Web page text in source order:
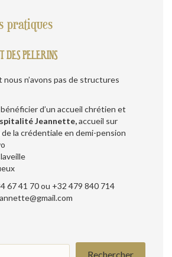
pratiques
DES PELERINS
n’avons pas de structures
d’un accueil chrétien et
Jeannette,accueil sur
la crédentiale en demi-pension
67 41 70 ou +32 479 840 714
Rechercher